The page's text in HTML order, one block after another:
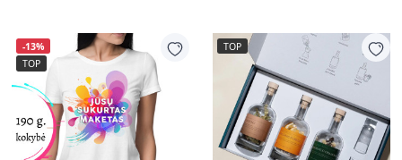
-13%
TOP
TOP